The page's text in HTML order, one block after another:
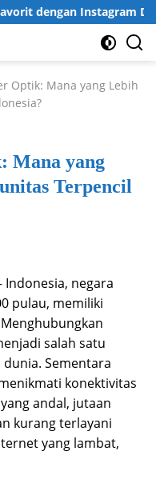
Instagram
Optik: Mana yang Lebih
Mana yang
Terpencil
Indonesia, negara
pulau, memiliki
salah satu
Sementara
konektivitas
andal, jutaan
kurang terlayani
yang lambat,